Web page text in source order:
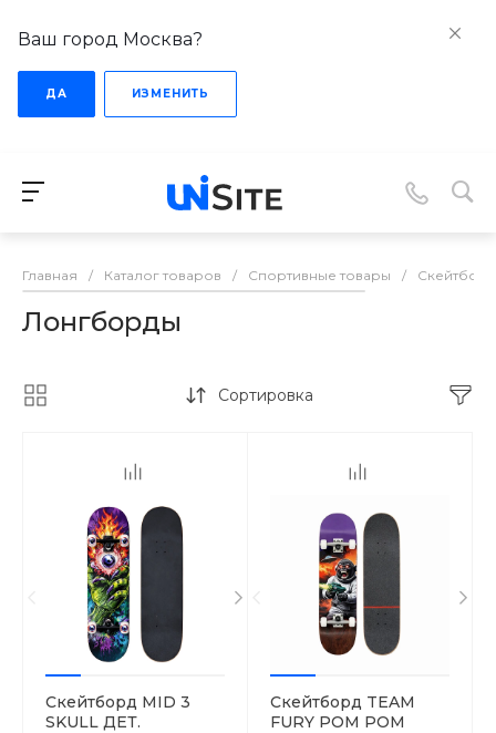
Ваш город Москва?
ДА ИЗМЕНИТЬ
Главная / Каталог товаров / Спортивные товары /
Лонгборды
Сортировка
Скейтборд MID 3
SKULL ДЕТ.
Скейтборд TEAM
FURY POM POM